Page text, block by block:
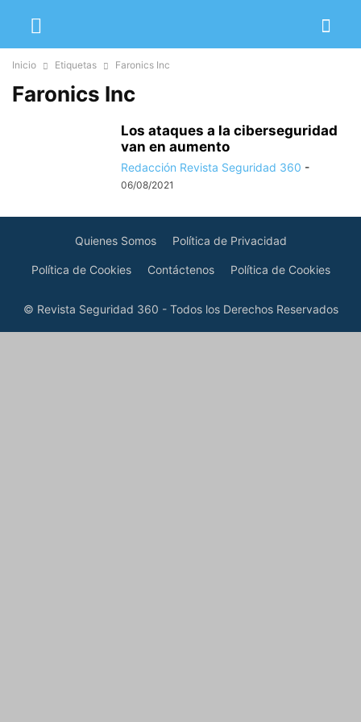
Inicio Etiquetas Faronics Inc
Faronics Inc
Los ataques a la ciberseguridad
van en aumento
Redacción Revista Seguridad 360 -
06/08/2021
Quienes Somos Política de Privacidad
Política de Cookies Contáctenos Política de Cookies
© Revista Seguridad 360 - Todos los Derechos Reservados